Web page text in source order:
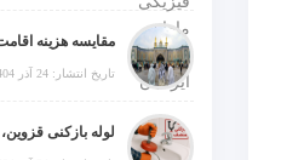
تاریخ انتشار: 24 آذر 1404